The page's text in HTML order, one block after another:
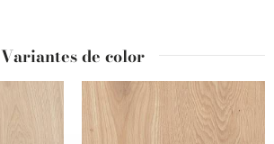
Variantes de color